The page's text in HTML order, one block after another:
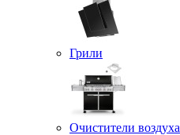
Грили
Очистители воздуха